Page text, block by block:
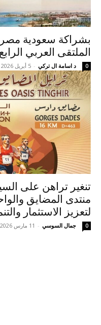
​بشراكة سعودية
الملتقى العربي الرابع
د اسامة ال تركي - 5 أبريل 2026 0
تنغير تراهن على
منتدى المضايق
لتعزيز الاستثمار
جمال السوسي - 11 مارس 2026 0